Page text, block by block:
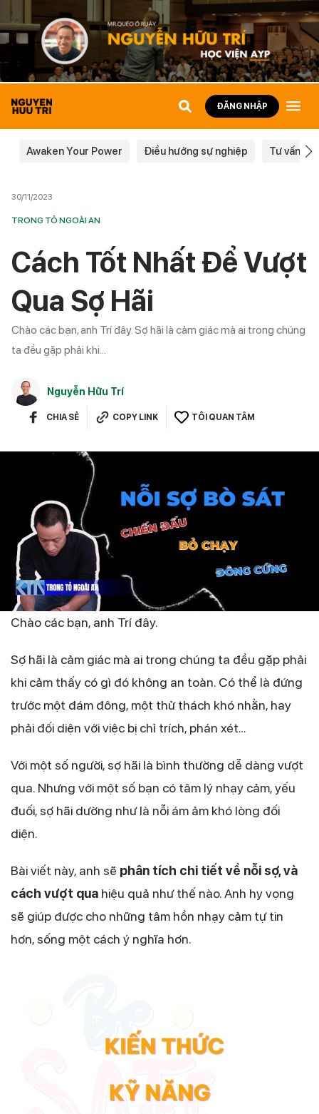
ĐĂNG NHẬP
Awaken Your Power Điều hướng sự nghiệp Tư vấn
30/11/2023
TRONG TỎ NGOÀI AN
Cách Tốt Nhất Để Vượt
Qua Sợ Hãi
Chào các bạn, anh Trí đây. Sợ hãi là cảm giác mà ai trong chúng
ta đều gặp phải khi...
Nguyễn Hữu Trí
CHIA SẺ COPY LINK TÔI QUAN TÂM
Chào các bạn, anh Trí đây.
Sợ hãi là cảm giác mà ai trong chúng ta đều gặp phải
khi cảm thấy có gì đó không an toàn. Có thể là đứng
trước một đám đông, một thử thách khó nhằn, hay
phải đối diện với việc bị chỉ trích, phán xét…
Với một số người, sợ hãi là bình thường dễ dàng vượt
qua. Nhưng với một số bạn có tâm lý nhạy cảm, yếu
đuối, sợ hãi dường như là nỗi ám ảm khó lòng đối
diện.
Bài viết này, anh sẽ phân tích chi tiết về nỗi sợ, và
cách vượt qua hiệu quả như thế nào. Anh hy vọng
sẽ giúp được cho những tâm hồn nhạy cảm tự tin
hơn, sống một cách ý nghĩa hơn.